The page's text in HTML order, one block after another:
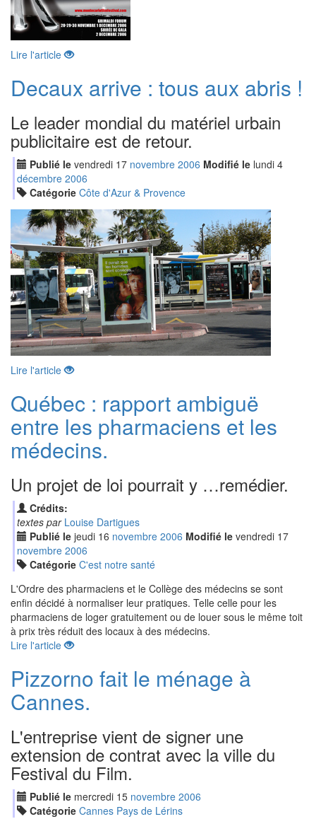
Lire l'article
Decaux arrive : tous aux abris !
Le leader mondial du matériel urbain
publicitaire est de retour.
Publié le vendredi 17 novembre 2006 Modifié le lundi 4
décembre 2006
Catégorie Côte d'Azur & Provence
Lire l'article
Québec : rapport ambiguë
entre les pharmaciens et les
médecins.
Un projet de loi pourrait y …remédier.
Crédits:
textes par Louise Dartigues
Publié le jeudi 16 novembre 2006 Modifié le vendredi 17
novembre 2006
Catégorie C'est notre santé
L'Ordre des pharmaciens et le Collège des médecins se sont
enfin décidé à normaliser leur pratiques. Telle celle pour les
pharmaciens de loger gratuitement ou de louer sous le même toit
à prix très réduit des locaux à des médecins.
Lire l'article
Pizzorno fait le ménage à
Cannes.
L'entreprise vient de signer une
extension de contrat avec la ville du
Festival du Film.
Publié le mercredi 15 novembre 2006
Catégorie Cannes Pays de Lérins